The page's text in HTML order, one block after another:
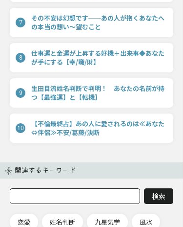
7
その不安は幻想です──あの人が抱くあなたへ
の本当の想い〜望むこと
8
仕事運と金運が上昇する好機＋出来事◆あなた
が手にする【幸/職/財】
9
生田目流姓名判断で判明！ あなたの名前が持
つ【最強運】と【転機】
10
【不倫最終占】あの人に愛されるのは≪あなた
⇔伴侶≫不安/葛藤/決断
関連するキーワード
恋愛 姓名判断 九星気学 風水